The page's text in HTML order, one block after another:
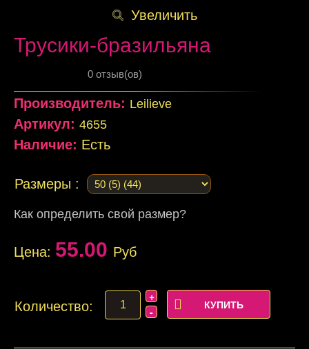
Увеличить
Трусики-бразильяна
0 отзыв(ов)
Производитель: Leilieve
Артикул: 4655
Наличие: Есть
Размеры :
Как определить свой размер?
Цена: 55.00 Руб
Количество: